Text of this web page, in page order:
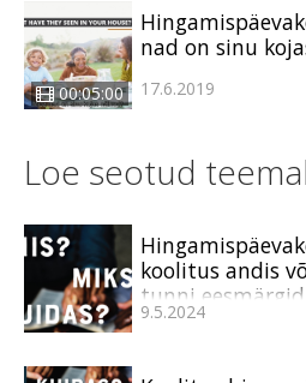
00:05:00
nad on sinu
17.6.2019
Loe seotud
koolitus andis
tunni
käsitluslaadile
9.5.2024